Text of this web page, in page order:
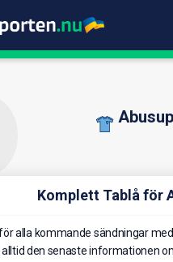
Komplett Tablå för
alla kommande sändningar
alltid den senaste informationen